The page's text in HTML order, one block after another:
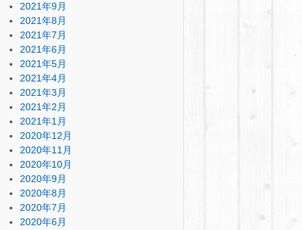
2021年9月
2021年8月
2021年7月
2021年6月
2021年5月
2021年4月
2021年3月
2021年2月
2021年1月
2020年12月
2020年11月
2020年10月
2020年9月
2020年8月
2020年7月
2020年6月